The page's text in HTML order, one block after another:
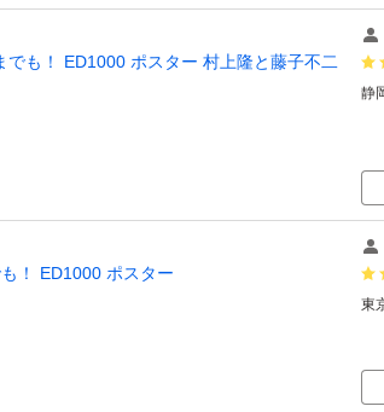
も！ ED1000 ポスター 村上隆と藤子不二
静
！ ED1000 ポスター
東